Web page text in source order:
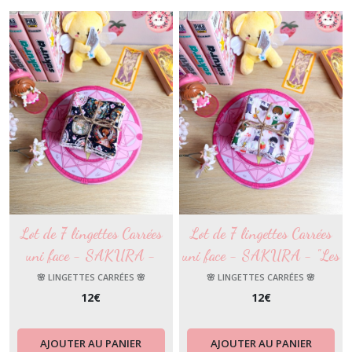
Lot de 7 lingettes Carrées
uni face - SAKURA -
"Sakura & Shaolan"
🌸 LINGETTES CARRÉES 🌸
12€
AJOUTER AU PANIER
Lot de 7 lingettes Carrées
uni face - SAKURA - "Les
personnages"
🌸 LINGETTES CARRÉES 🌸
12€
AJOUTER AU PANIER